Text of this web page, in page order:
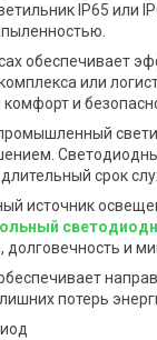
IP65 или
обеспечивает
или
и
срок
источник
долговечность и
потерь